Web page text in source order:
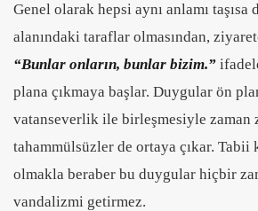
Genel olarak hepsi aynı anlamı taşısa
alanındaki taraflar olmasından,
“Bunlar onların, bunlar bizim.”
plana çıkmaya başlar. Duygular ön
vatanseverlik ile birleşmesiyle zaman
tahammülsüzler de ortaya çıkar.
olmakla beraber bu duygular hiçbir
vandalizmi getirmez.